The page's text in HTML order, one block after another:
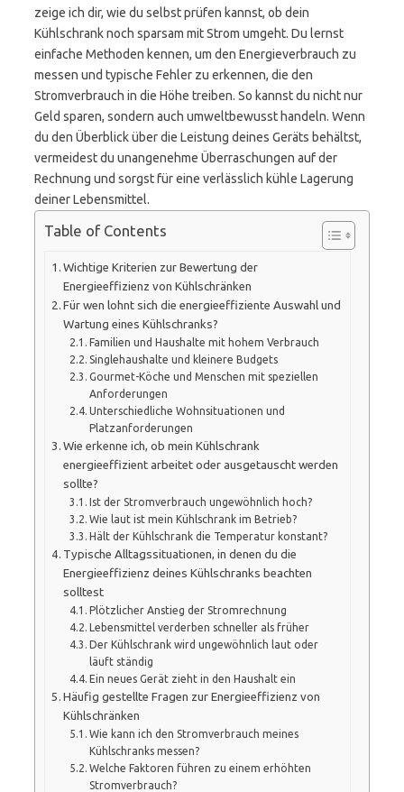
zeige ich dir, wie du selbst prüfen kannst, ob dein
Kühlschrank noch sparsam mit Strom umgeht. Du lernst
einfache Methoden kennen, um den Energieverbrauch zu
messen und typische Fehler zu erkennen, die den
Stromverbrauch in die Höhe treiben. So kannst du nicht nur
Geld sparen, sondern auch umweltbewusst handeln. Wenn
du den Überblick über die Leistung deines Geräts behältst,
vermeidest du unangenehme Überraschungen auf der
Rechnung und sorgst für eine verlässlich kühle Lagerung
deiner Lebensmittel.
Table of Contents
Wichtige Kriterien zur Bewertung der
Energieeffizienz von Kühlschränken
Für wen lohnt sich die energieeffiziente Auswahl und
Wartung eines Kühlschranks?
Familien und Haushalte mit hohem Verbrauch
Singlehaushalte und kleinere Budgets
Gourmet-Köche und Menschen mit speziellen
Anforderungen
Unterschiedliche Wohnsituationen und
Platzanforderungen
Wie erkenne ich, ob mein Kühlschrank
energieeffizient arbeitet oder ausgetauscht werden
sollte?
Ist der Stromverbrauch ungewöhnlich hoch?
Wie laut ist mein Kühlschrank im Betrieb?
Hält der Kühlschrank die Temperatur konstant?
Typische Alltagssituationen, in denen du die
Energieeffizienz deines Kühlschranks beachten
solltest
Plötzlicher Anstieg der Stromrechnung
Lebensmittel verderben schneller als früher
Der Kühlschrank wird ungewöhnlich laut oder
läuft ständig
Ein neues Gerät zieht in den Haushalt ein
Häufig gestellte Fragen zur Energieeffizienz von
Kühlschränken
Wie kann ich den Stromverbrauch meines
Kühlschranks messen?
Welche Faktoren führen zu einem erhöhten
Stromverbrauch?